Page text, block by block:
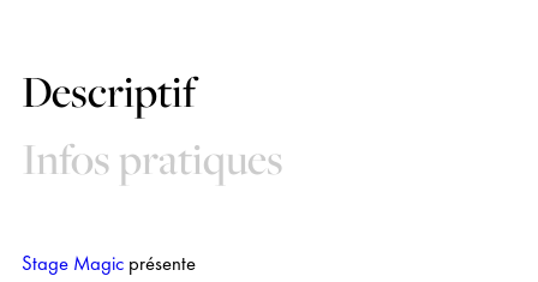
Descriptif
Infos pratiques
Stage Magicprésente